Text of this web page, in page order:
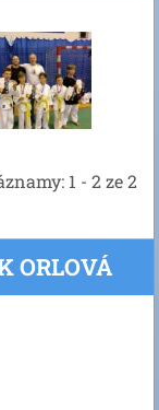
1 - 2 ze 2
ORLOVÁ